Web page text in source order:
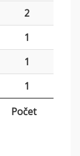
2
1
1
1
Počet